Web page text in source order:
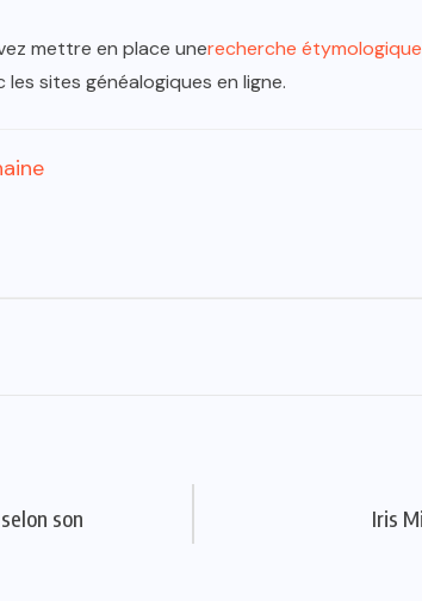
mettre en place unerecherche étymologique
sites généalogiques en ligne.
son
Iris